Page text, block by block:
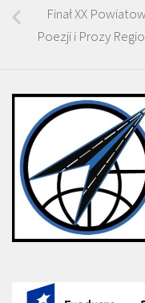
Finał XX
Poezji i Prozy